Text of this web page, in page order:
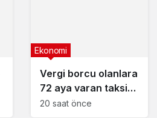
Vergi borcu olanlara
72 aya varan taksit
fırsatı
Ekonomi
20 saat önce